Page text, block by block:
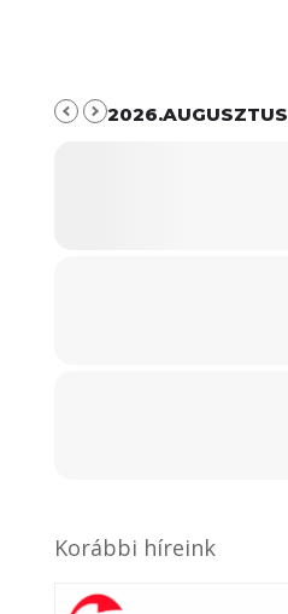
2026.AUGUSZTUS
Korábbi híreink